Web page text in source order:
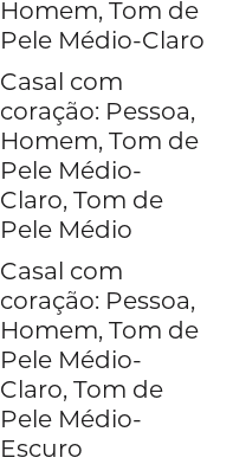
Homem, Tom de
Pele Médio-Claro
Casal com
coração: Pessoa,
Homem, Tom de
Pele Médio-
Claro, Tom de
Pele Médio
Casal com
coração: Pessoa,
Homem, Tom de
Pele Médio-
Claro, Tom de
Pele Médio-
Escuro